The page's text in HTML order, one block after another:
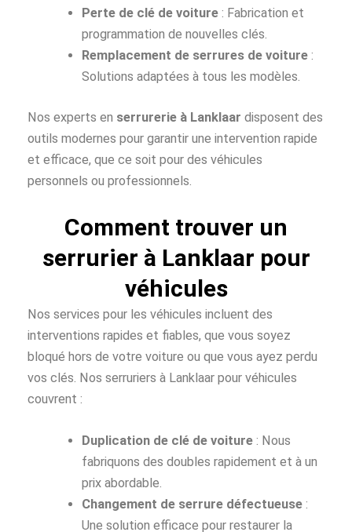
Perte de clé de voiture : Fabrication et
programmation de nouvelles clés.
Remplacement de serrures de voiture :
Solutions adaptées à tous les modèles.
Nos experts en serrurerie à Lanklaar disposent des
outils modernes pour garantir une intervention rapide
et efficace, que ce soit pour des véhicules
personnels ou professionnels.
Comment trouver un
serrurier à Lanklaar pour
véhicules
Nos services pour les véhicules incluent des
interventions rapides et fiables, que vous soyez
bloqué hors de votre voiture ou que vous ayez perdu
vos clés. Nos serruriers à Lanklaar pour véhicules
couvrent :
Duplication de clé de voiture : Nous
fabriquons des doubles rapidement et à un
prix abordable.
Changement de serrure défectueuse :
Une solution efficace pour restaurer la